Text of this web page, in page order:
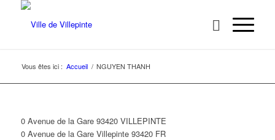
Vous êtes ici : Accueil / NGUYEN THANH
0 Avenue de la Gare 93420 VILLEPINTE
0 Avenue de la Gare Villepinte 93420 FR